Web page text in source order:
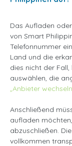
Das Aufladen
von Smart
Telefonnummer
Land und die
dies nicht der
auswählen, die
„Anbieter
Anschließend
aufladen
abzuschließen. Die
vollkommen